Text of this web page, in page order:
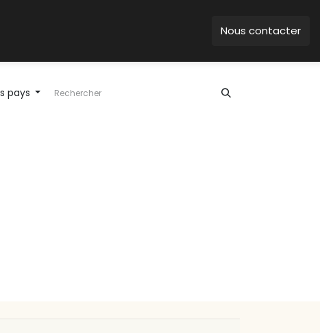
Nous contacter
pays